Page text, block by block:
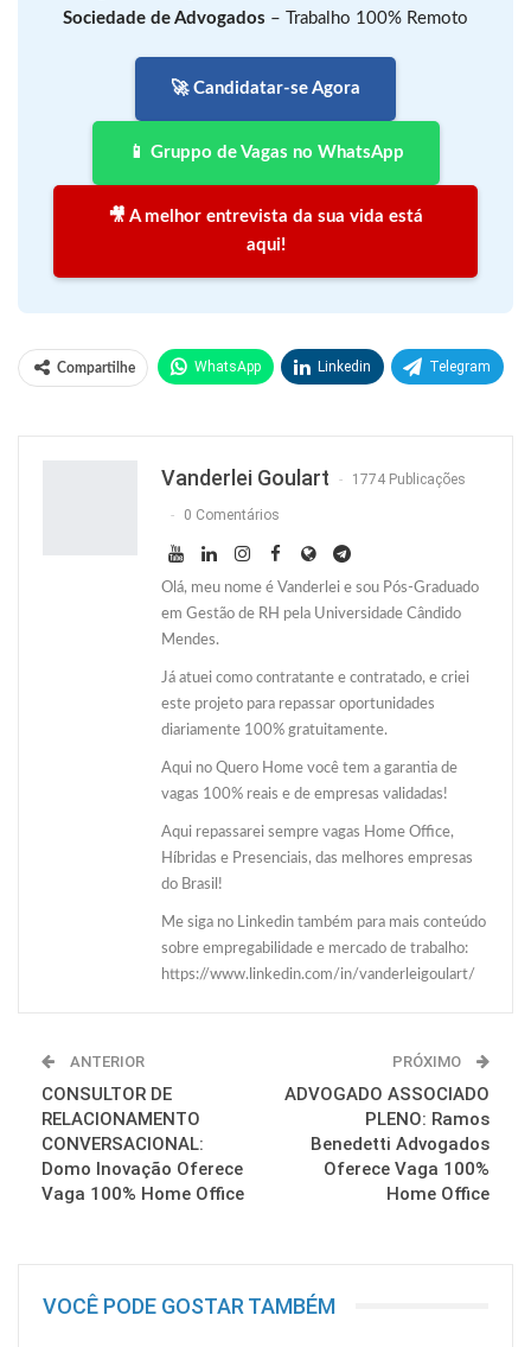
Sociedade de Advogados – Trabalho 100% Remoto
🚀 Candidatar-se Agora
📱 Gruppo de Vagas no WhatsApp
🎥 A melhor entrevista da sua vida está
aqui!
Compartilhe WhatsApp Linkedin Telegram
Vanderlei Goulart 1774 Publicações
0 Comentários
Olá, meu nome é Vanderlei e sou Pós-Graduado
em Gestão de RH pela Universidade Cândido
Mendes.
Já atuei como contratante e contratado, e criei
este projeto para repassar oportunidades
diariamente 100% gratuitamente.
Aqui no Quero Home você tem a garantia de
vagas 100% reais e de empresas validadas!
Aqui repassarei sempre vagas Home Office,
Híbridas e Presenciais, das melhores empresas
do Brasil!
Me siga no Linkedin também para mais conteúdo
sobre empregabilidade e mercado de trabalho:
https://www.linkedin.com/in/vanderleigoulart/
ANTERIOR
CONSULTOR DE
RELACIONAMENTO
CONVERSACIONAL:
Domo Inovação Oferece
Vaga 100% Home Office
PRÓXIMO
ADVOGADO ASSOCIADO
PLENO: Ramos
Benedetti Advogados
Oferece Vaga 100%
Home Office
VOCÊ PODE GOSTAR TAMBÉM